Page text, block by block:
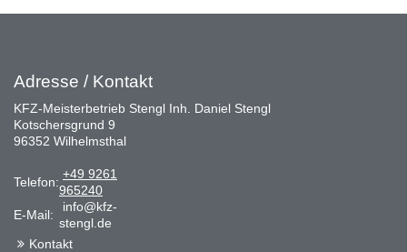
Adresse / Kontakt
KFZ-Meisterbetrieb Stengl Inh. Daniel Stengl
Kotschersgrund 9
96352 Wilhelmsthal
Telefon:
+49 9261
965240
E-Mail:
info@kfz-
stengl.de
Kontakt